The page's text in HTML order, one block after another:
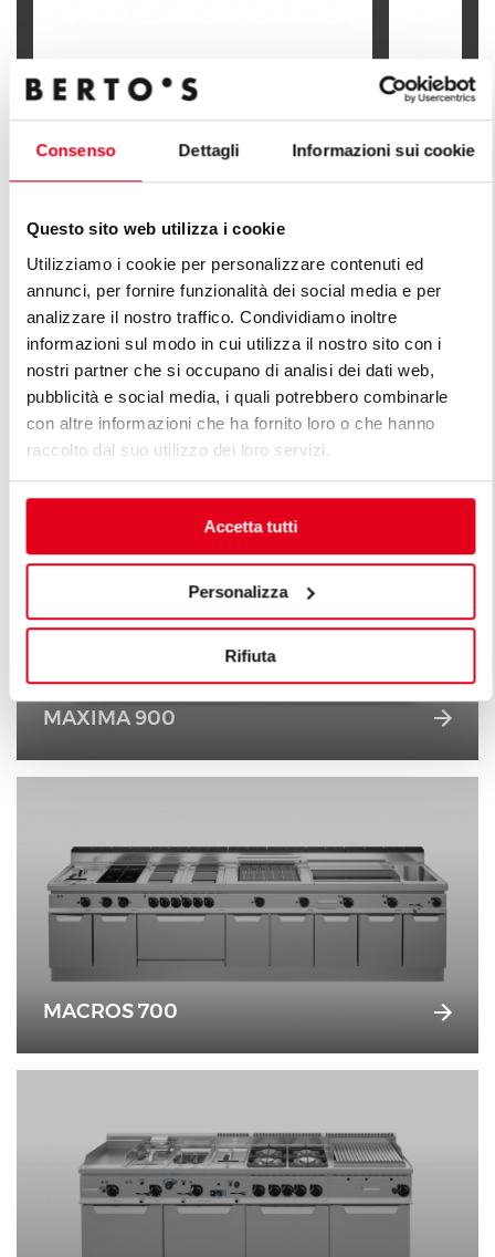
Consenso Dettagli Informazioni sui cookie
Questo sito web utilizza i cookie
Utilizziamo i cookie per personalizzare contenuti ed
annunci, per fornire funzionalità dei social media e per
analizzare il nostro traffico. Condividiamo inoltre
informazioni sul modo in cui utilizza il nostro sito con i
nostri partner che si occupano di analisi dei dati web,
pubblicità e social media, i quali potrebbero combinarle
con altre informazioni che ha fornito loro o che hanno
raccolto dal suo utilizzo dei loro servizi.
Accetta tutti
Personalizza
Rifiuta
CUISINIÈRE ÉLECTRIQUE 2 PLAQUES
RONDES À POSER
RONDES
DÉCOUVREZ TOUTES LES LIGNES
DE LIGNE PLUS
Une infinie série de solutions pour répondre aux
attentes du marché. Cuisines polyvalentes dotées de
différentes caractéristiques de capacité de production.
MAXIMA 900
MACROS 700